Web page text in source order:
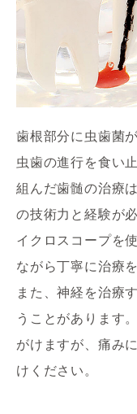
歯根部分に虫歯菌
虫歯の進行を食い
組んだ歯髄の治療
の技術力と経験が
イクロスコープを
ながら丁寧に治療
また、神経を治療
うことがあります
がけますが、痛み
けください。